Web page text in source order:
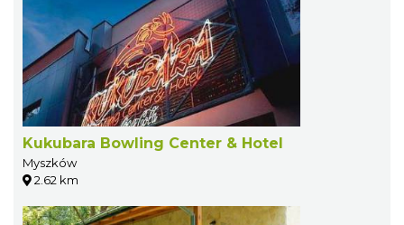
Kukubara Bowling Center & Hotel
Myszków
2.62 km